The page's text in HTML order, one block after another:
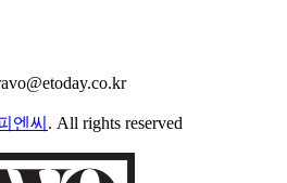
엔씨 . All rights reserved